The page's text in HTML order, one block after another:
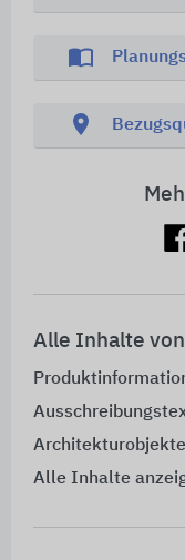
import_contacts
location_on
Alle Inhalte
Architekturobjekte
Alle Inhalte